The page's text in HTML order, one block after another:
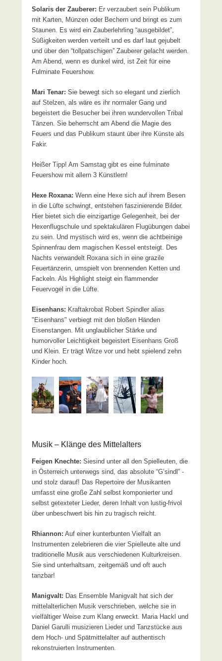
Solaris der Zauberer: Er verzaubert sein Publikum
mit Karten, Münzen oder Bechern und bringt es zum
Staunen. Es wird ein Zauberlehrling “ausgebildet”,
Süßigkeiten werden verteilt und es darf laut gejubelt
und über den “tollpatschigen” Zauberer gelacht werden.
Am Abend, wenn es dunkel wird, ist Zeit für eine
Fulminate Feuershow.
Mari Tenar: Sie bewegt sich so elegant und zierlich
auf Stelzen, als wäre es ihr normaler Gang und
begeistert die Besucher bei ihren wundervollen Tribal
Tänzen. Sie beherrscht am Abend die Magie des
Feuers und das Publikum staunt über ihre Künste als
Fakir.
Heißer Tipp! Am Samstag gibt es eine fulminate
Feuershow mit allern 3 Künstlern!
Hexe Roxana: Wenn eine Hexe sich auf ihrem Besen
in die Lüfte schwingt, entstehen faszinierende Bilder.
Hier bietet sich die einzigartige Gelegenheit, bei der
Hexenflugschule und spektakulären Flugübungen dabei
zu sein. Und mystisch wird es, wenn die achtbeinige
Spinnenfrau dem magischen Kessel entsteigt. Des
Nachts verwandelt Roxana sich in eine grazile
Feuertänzerin, umspielt von brennenden Ketten und
Fackeln. Als Highlight steigt ein flammender
Feuervogel in die Lüfte.
Eisenhans: Kraftakrobat Robert Spindler alias
"Eisenhans" verbiegt mit den bloßen Händen
Eisenstangen. Mit unglaublicher Stärke und
humorvoller Leichtigkeit begeistert Eisenhans Groß
und Klein. Er trägt Witze vor und hebt spielend zehn
Kinder hoch.
Musik – Klänge des Mittelalters
Feigen Knechte: Siesind unter all den Spielleuten, die
in Österreich unterwegs sind, das absolute “G’sindl” -
und stolz darauf! Das Repertoire der Musikanten
umfasst eine große Zahl selbst komponierter und
selbst getexteter Lieder, deren Inhalt von lustig-frivol
über unbeschwert bis hin zu tragisch reicht.
Rhiannon: Auf einer kunterbunten Vielfalt an
Instrumenten zelebrieren die vier Spielleute alte und
traditionelle Musik aus verschiedenen Kulturkreisen.
Sie sind unterhaltsam, zeitgemäß und oft auch
tanzbar!
Manigvalt: Das Ensemble Manigvalt hat sich der
mittelalterlichen Musik verschrieben, welche sie in
vielfältiger Weise zum Klang erweckt. Maria Hackl und
Daniel Garulli musizieren Lieder und Tanzstücke aus
dem Hoch- und Spätmittelalter auf authentisch
rekonstruierten Instrumenten.